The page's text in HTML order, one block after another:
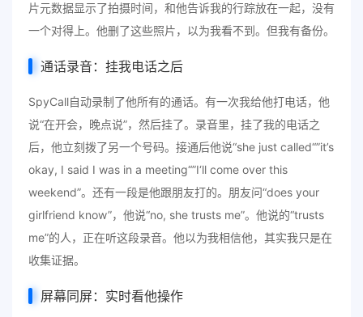
片元数据显示了拍摄时间，和他告诉我的行踪放在一起，没有
一个对得上。他删了这些照片，以为我看不到。但我有备份。
通话录音：挂我电话之后
SpyCall自动录制了他所有的通话。有一次我给他打电话，他
说“在开会，晚点说”，然后挂了。录音里，挂了我的电话之
后，他立刻拨了另一个号码。接通后他说“she just called“”it’s
okay, I said I was in a meeting“”I‘ll come over this
weekend”。还有一段是他跟朋友打的。朋友问“does your
girlfriend know”，他说“no, she trusts me”。他说的“trusts
me”的人，正在听这段录音。他以为我相信他，其实我只是在
收集证据。
屏幕同屏：实时看他操作